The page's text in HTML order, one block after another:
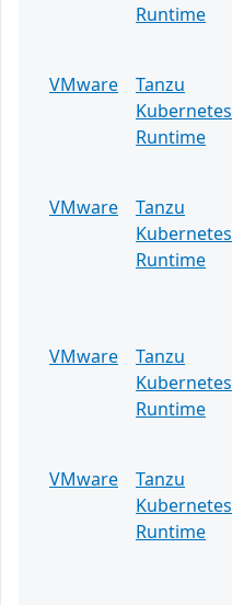
Runtime
VMware
Tanzu
Kubernetes
Runtime
VMware
Tanzu
Kubernetes
Runtime
VMware
Tanzu
Kubernetes
Runtime
VMware
Tanzu
Kubernetes
Runtime